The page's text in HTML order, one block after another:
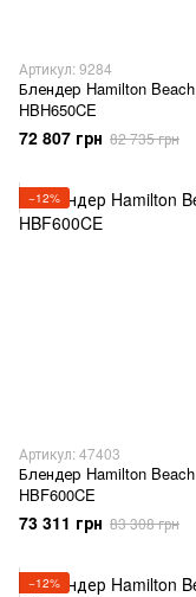
Артикул: 9284
Блендер Hamilton Beach
HBH650CE
72 807 грн 82 735 грн
−12%
Артикул: 47403
Блендер Hamilton Beach
HBF600CE
73 311 грн 83 308 грн
−12%